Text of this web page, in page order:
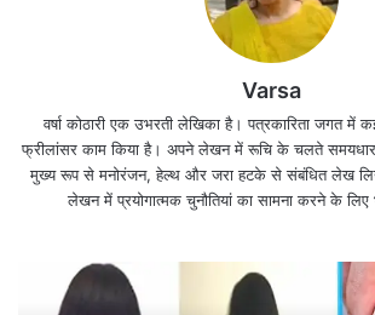
दिल टूट जाएगा।
Varsa
वर्षा कोठारी एक उभरती लेखिका है। पत्रकारिता जगत में
फ्रीलांसर काम किया है। अपने लेखन में रूचि के चलते
मुख्य रूप से मनोरंजन, हेल्थ और जरा हटके से संबंधित लेख
लेखन में प्रयोगात्मक चुनौतियां का सामना करने के लिए